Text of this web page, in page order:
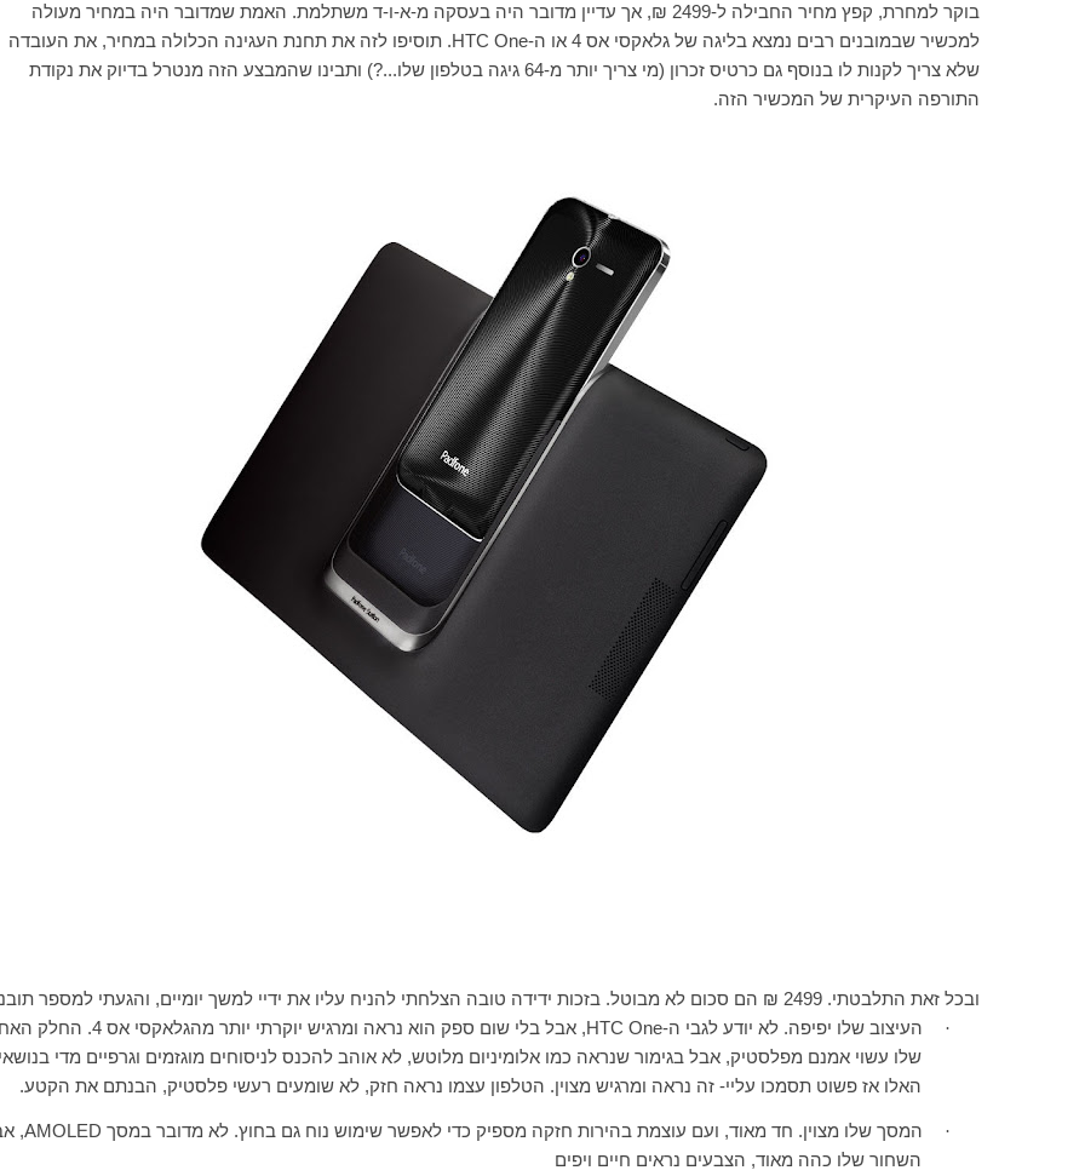
בוקר למחרת, קפץ מחיר החבילה ל-2499 ₪, אך עדיין מדובר היה בעסקה מ-א-ו-ד משתלמת. האמת שמדובר היה במחיר מעולה
למכשיר שבמובנים רבים נמצא בליגה של גלאקסי אס 4 או ה-
HTC One. תוסיפו לזה את תחנת העגינה הכלולה במחיר, את העובדה
שלא צריך לקנות לו בנוסף גם כרטיס זכרון (מי צריך יותר מ-64 גיגה בטלפון שלו...?) ותבינו שהמבצע הזה מנטרל בדיוק את נקודת
התורפה העיקרית של המכשיר הזה.
ובכל זאת התלבטתי. 2499 ₪ הם סכום לא מבוטל. בזכות ידידה טובה הצלחתי להניח עליו את ידיי למשך יומיים, והגעתי למספר תובנות:
·
העיצוב שלו יפיפה. לא יודע לגבי ה-HTC One
, אבל בלי שום ספק הוא נראה ומרגיש יוקרתי יותר מהגלאקסי
שלו עשוי אמנם מפלסטיק, אבל בגימור שנראה כמו אלומיניום מלוטש, לא אוהב להכנס לניסוחים מוגזמים וגרפיים מדי
האלו אז פשוט תסמכו עליי- זה נראה ומרגיש מצוין. הטלפון עצמו נראה חזק, לא שומעים רעשי פלסטיק, הבנתם את הקטע.
· המסך שלו מצוין. חד מאוד, ועם עוצמת בהירות חזקה מספיק כדי לאפשר שימוש נוח גם בחוץ. לא מדובר במסך AMOLED
,
השחור שלו כהה מאוד, הצבעים נראים חיים ויפים